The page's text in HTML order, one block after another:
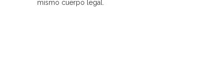
mismo cuerpo legal.